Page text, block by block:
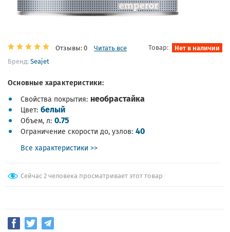
Отзывы: 0 Читать все Товар: Нет в наличии
Бренд:Seajet
Основные характеристики:
Свойства покрытия необрастайка
Цвет белый
Объем, л 0.75
Ограничение скорости до, узлов 40
Все характеристики >>
Сейчас 2 человека просматривает этот товар